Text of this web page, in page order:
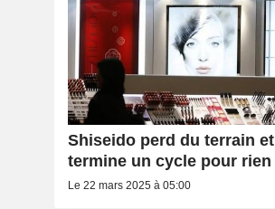
Shiseido perd du terrain et
termine un cycle pour rien
Le 22 mars 2025 à 05:00